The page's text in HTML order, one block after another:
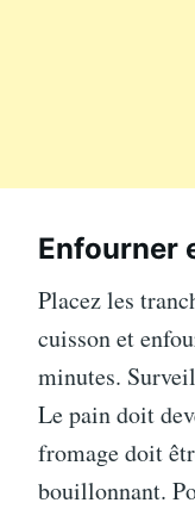
Enfourner
Placez les
cuisson et
minutes.
Le pain doit
fromage doit
bouillonnant.